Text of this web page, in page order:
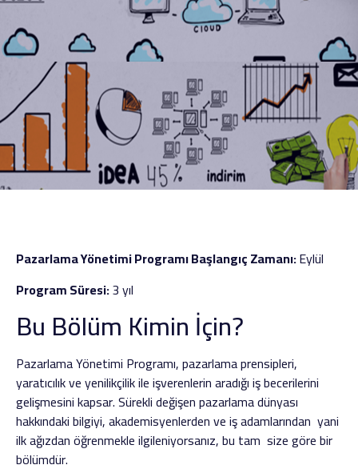
Pazarlama Yönetimi Programı Başlangıç Zamanı:Eylül
Program Süresi:3 yıl
Bu Bölüm Kimin İçin?
Pazarlama Yönetimi Programı, pazarlama prensipleri,
yaratıcılık ve yenilikçilik ile işverenlerin aradığı iş becerilerini
gelişmesini kapsar. Sürekli değişen pazarlama dünyası
hakkındaki bilgiyi, akademisyenlerden ve iş adamlarından yani
ilk ağızdan öğrenmekle ilgileniyorsanız, bu tam size göre bir
bölümdür.